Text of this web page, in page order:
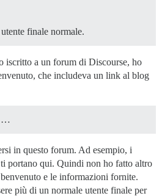
finale normale.
iscritto a un forum di Discourse, ho
che includeva un link al blog
…
in questo forum. Ad esempio, i
portano qui. Quindi non ho fatto altro
e le informazioni fornite.
più di un normale utente finale per